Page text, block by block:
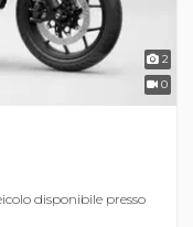
2
0
disponibile presso